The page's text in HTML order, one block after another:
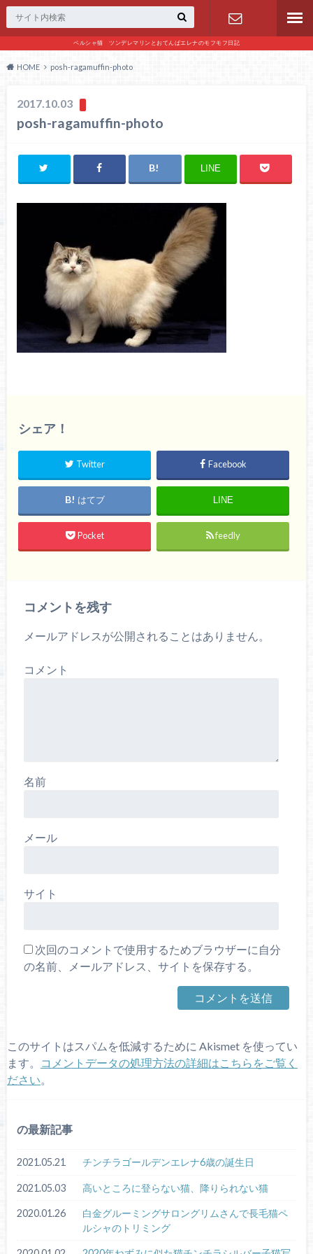
ペルシャ猫 ツンデレマリンとおてんばエレナのモフモフ日記
お問い合わ
HOME posh-ragamuffin-photo
2017.10.03
posh-ragamuffin-photo
LINE
シェア！
Twitter Facebook
はてブ LINE
Pocket feedly
コメントを残す
メールアドレスが公開されることはありません。
コメント
名前
メール
サイト
次回のコメントで使用するためブラウザーに自分
の名前、メールアドレス、サイトを保存する。
このサイトはスパムを低減するために Akismet を使ってい
ます。
コメントデータの処理方法の詳細はこちらをご覧く
ださい
の最新記事
2021.05.21 チンチラゴールデンエレナ6歳の誕生日
2021.05.03 高いところに登らない猫、降りられない猫
2020.01.26
白金グルーミングサロングリムさんで長毛猫ペ
ルシャのトリミング